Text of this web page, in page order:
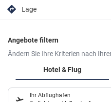
Lage
Angebote filtern
Ändern Sie Ihre Kriterien nach
Hotel & Flug
Ihr Abflughafen